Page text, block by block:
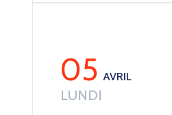
05AVRIL
LUNDI